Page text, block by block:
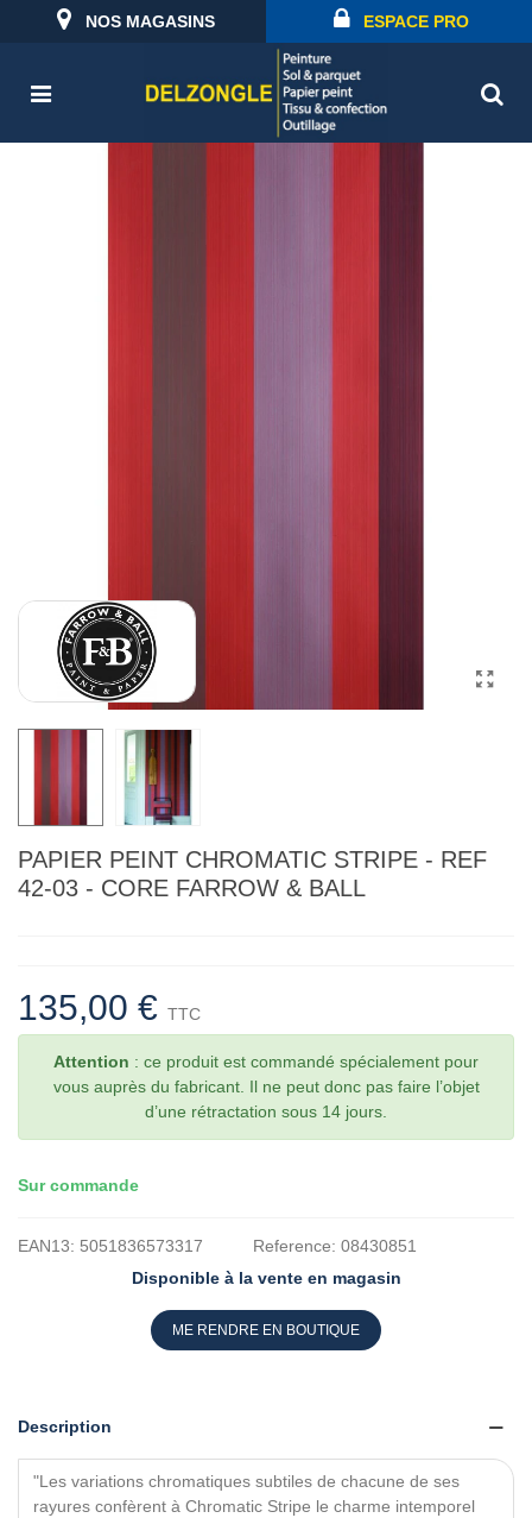
NOS MAGASINS ESPACE PRO
PAPIER PEINT CHROMATIC STRIPE - REF
42-03 - CORE FARROW & BALL
135,00 € TTC
Attention : ce produit est commandé spécialement pour
vous auprès du fabricant. Il ne peut donc pas faire l’objet
d’une rétractation sous 14 jours.
Sur commande
EAN13: 5051836573317 Reference: 08430851
Disponible à la vente en magasin
ME RENDRE EN BOUTIQUE
Description
"Les variations chromatiques subtiles de chacune de ses
rayures confèrent à Chromatic Stripe le charme intemporel